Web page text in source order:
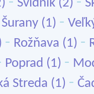
Svidník (2)
Šurany (1) -
- Rožňava (1) -
Poprad (1) -
Streda (1) -